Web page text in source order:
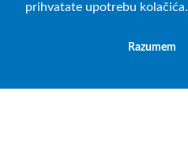
prihvatate upotrebu kolačića.
Razumem